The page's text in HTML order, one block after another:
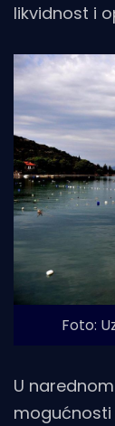
likvidnost i
Foto:
U